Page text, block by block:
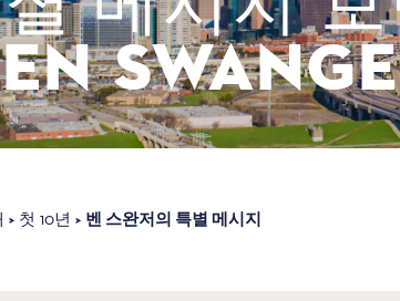
첫 10년 벤 스완저의 특별 메시지